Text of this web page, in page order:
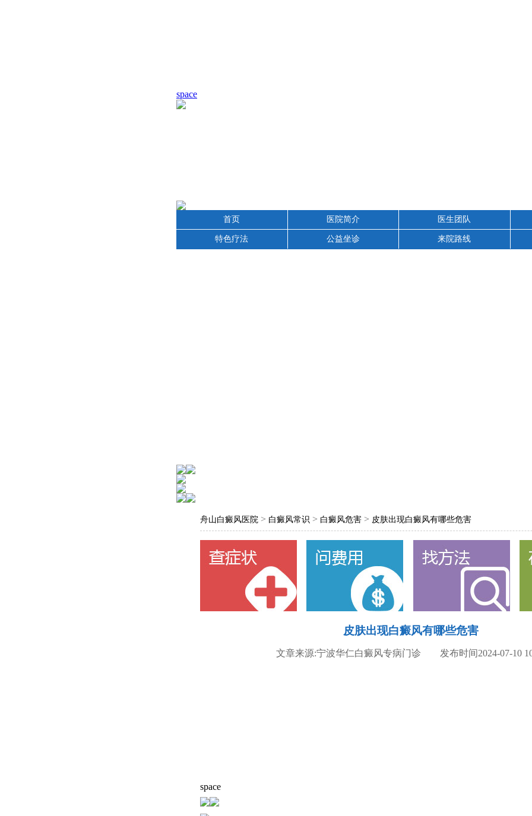
space
首页 医院简介 医生团队
特色疗法 公益坐诊 来院路线
舟山白癜风医院 > 白癜风常识 > 白癜风危害 > 皮肤出现白癜风有哪些危害
皮肤出现白癜风有哪些危害
文章来源:宁波华仁白癜风专病门诊 发布时间2024-07-10
space